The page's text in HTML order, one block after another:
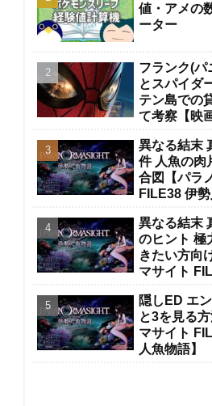
値・アメの
ーター
フランク(パ
とスパイダ
テン島での
て考察【映
異なる結末
件 人魚の肉
合図【パラ
FILE38 伊勢
異なる結末
のヒント 極
きたい方向
マサイト
隠しED エ
と3を見る
マサイト
人魚物語】